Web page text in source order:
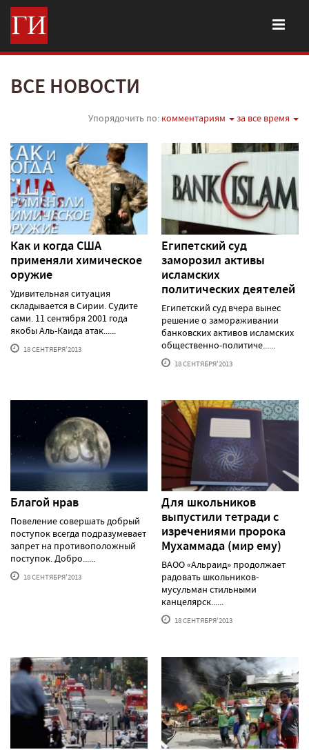
ВСЕ НОВОСТИ
Упорядочить по: комментариям за все время
Как и когда США
применяли химическое
оружие
Удивительная ситуация
складывается в Сирии. Судите
сами. 11 сентября 2001 года
якобы Аль-Каида атак......
18 СЕНТЯБРЯ'2013
Египетский суд
заморозил активы
исламских
политических деятелей
Египетский суд вчера вынес
решение о замораживании
банковских активов исламских
общественно-политиче......
18 СЕНТЯБРЯ'2013
Благой нрав
Повеление совершать добрый
поступок всегда подразумевает
запрет на противоположный
поступок. Добро......
18 СЕНТЯБРЯ'2013
Для школьников
выпустили тетради с
изречениями пророка
Мухаммада (мир ему)
ВАОО «Альраид» продолжает
радовать школьников-
мусульман стильными
канцелярск......
18 СЕНТЯБРЯ'2013